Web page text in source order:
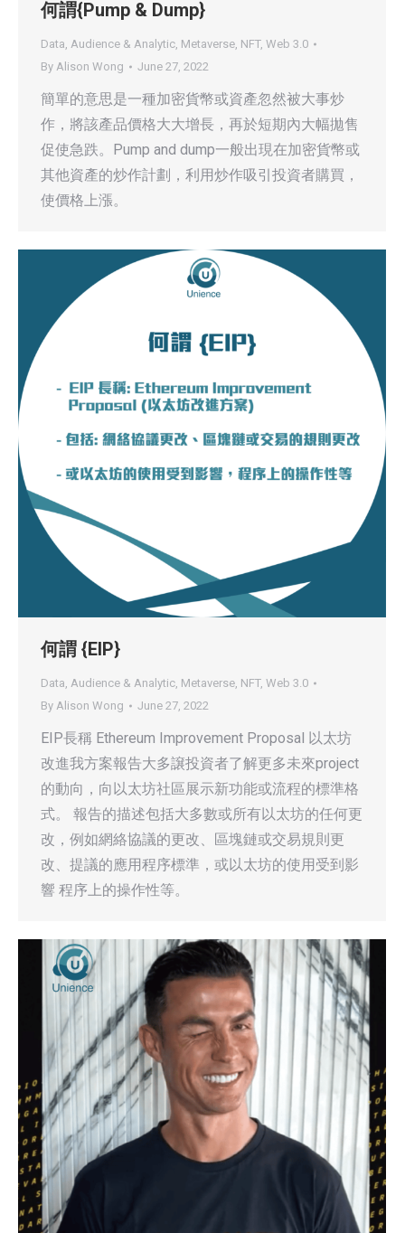
何謂{Pump & Dump}
Data, Audience & Analytic, Metaverse, NFT, Web 3.0
By Alison Wong June 27, 2022
簡單的意思是一種加密貨幣或資產忽然被大事炒
作，將該產品價格大大增長，再於短期內大幅拋售
促使急跌。Pump and dump一般出現在加密貨幣或
其他資產的炒作計劃，利用炒作吸引投資者購買，
使價格上漲。
何謂 {EIP}
Data, Audience & Analytic, Metaverse, NFT, Web 3.0
By Alison Wong June 27, 2022
EIP長稱 Ethereum Improvement Proposal 以太坊
改進我方案報告大多譲投資者了解更多未來project
的動向，向以太坊社區展示新功能或流程的標準格
式。 報告的描述包括大多數或所有以太坊的任何更
改，例如網絡協議的更改、區塊鏈或交易規則更
改、提議的應用程序標準，或以太坊的使用受到影
響 程序上的操作性等。